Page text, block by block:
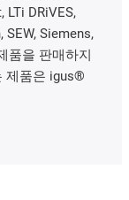
LTi DRiVES,
Siemens,
품을 판매하지
제품은 igus®